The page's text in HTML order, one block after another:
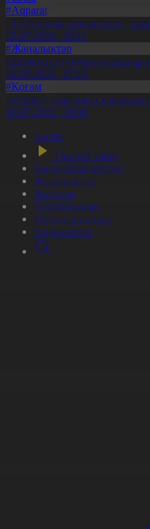
#Aqparat
«Тәуелсіздік ұрпақтары»
31.07.2026, 20:11
#Жаңалықтар
Шымкентте теміржолшылар
31.07.2026, 17:15
#Қоғам
«Әділет» партиясы
10.07.2026, 20:08
Басты
Тікелей эфир
Бағдарлама кестесі
Жаңалықтар
Жобалар
Телехикаялар
Мультсериалдар
Видеоархив